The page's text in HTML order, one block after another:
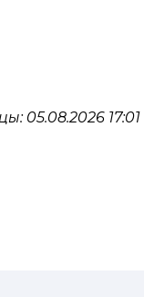
05.08.2026 17:01